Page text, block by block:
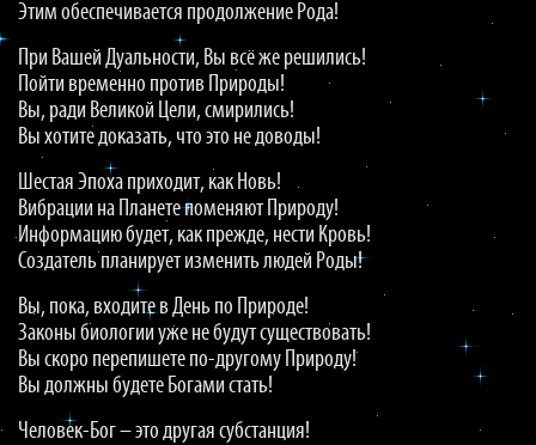
Этим обеспечивается продолжение Рода!
При Вашей Дуальности, Вы всё же решились!
Пойти временно против Природы!
Вы, ради Великой Цели, смирились!
Вы хотите доказать, что это не доводы!
Шестая Эпоха приходит, как Новь!
Вибрации на Планете поменяют Природу!
Информацию будет, как прежде, нести Кровь!
Создатель планирует изменить людей Роды!
Вы, пока, входите в День по Природе!
Законы биологии уже не будут существовать!
Вы скоро перепишете по-другому Природу!
Вы должны будете Богами стать!
Человек-Бог – это другая субстанция!